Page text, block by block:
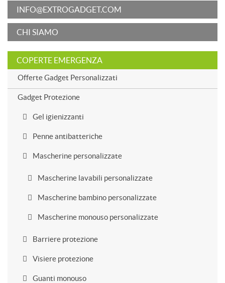
INFO@EXTROGADGET.COM
CHI SIAMO
COPERTE EMERGENZA
Offerte Gadget Personalizzati
Gadget Protezione
Gel igienizzanti
Penne antibatteriche
Mascherine personalizzate
Mascherine lavabili personalizzate
Mascherine bambino personalizzate
Mascherine monouso personalizzate
Barriere protezione
Visiere protezione
Guanti monouso